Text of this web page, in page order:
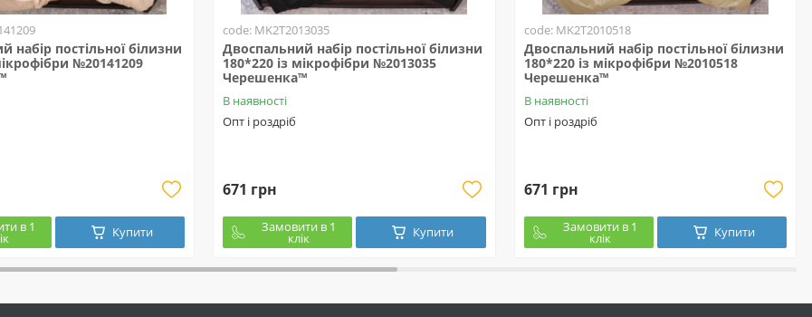
набір постільної білизни
№20141209
в 1 Купити
code: MK2T2013035
Двоспальний набір постільної білизни
180*220 із мікрофібри №2013035
Черешенка™
В наявності
Опт і роздріб
671 грн
Замовити в 1
клік Купити
code: MK2T2010518
Двоспальний набір постільної білизни
180*220 із мікрофібри №2010518
Черешенка™
В наявності
Опт і роздріб
671 грн
Замовити в 1
клік Купити